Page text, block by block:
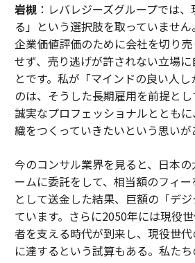
岩槻：レバレジーズグループでは
る」という選択肢を取っていませ
企業価値評価のために会社を切り
せず、売り逃げが許されない立場
とです。私が「マインドの良い人
のは、そうした長期雇用を前提と
誠実なプロフェッショナルととも
織をつくっていきたいという思いが
今のコンサル業界を見ると、日本
ームに委託をして、相当額のフィ
として送金した結果、巨額の「デ
ています。さらに2050年には現役
者を支える時代が到来し、現役世
に達するという試算もある。私た